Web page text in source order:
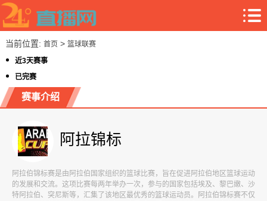
当前位置: 首页> 篮球联赛
近3天赛事
已完赛
赛事介绍
阿拉锦标
阿拉伯锦标赛是由阿拉伯国家组织的篮球比赛，旨在促进阿拉伯地区篮球运动
的发展和交流。这项比赛每两年举办一次，参与的国家包括埃及、黎巴嫩、沙
特阿拉伯、突尼斯等，汇集了该地区最优秀的篮球运动员。阿拉伯锦标赛不仅